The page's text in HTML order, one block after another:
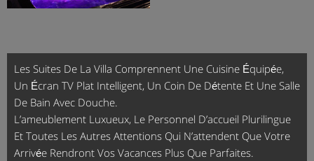
Les Suites De La Villa Comprennent Une Cuisine Équipée,
Un Écran TV Plat Intelligent, Un Coin De Détente Et Une Salle
De Bain Avec Douche.
L’ameublement Luxueux, Le Personnel D’accueil Plurilingue
Et Toutes Les Autres Attentions Qui N’attendent Que Votre
Arrivée Rendront Vos Vacances Plus Que Parfaites.